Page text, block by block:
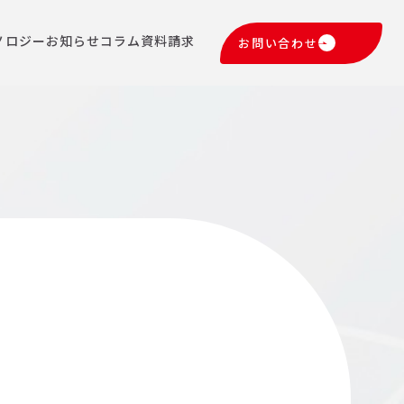
ロジーお知らせコラム資料請求 お問い合わせ